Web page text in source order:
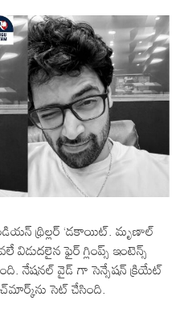
థ్రిల్లర్ ‘డకాయిట్. మృణాల్
ఫైర్ గ్లింప్స్ ఇంటెన్స్
నేషనల్ వైడ్ గా సెన్సేషన్ క్రియేట్
సెట్ చేసింది.